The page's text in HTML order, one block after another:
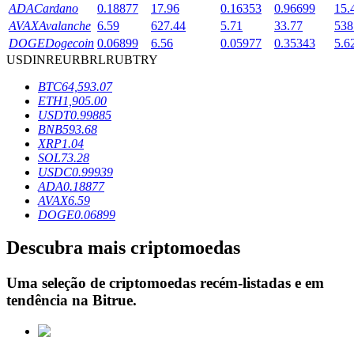
Bloqueios de BTR
Investimentos exclusivos para titulares de BTR
Empréstimos
Serviço de empréstimo apoiado por criptografia
ADACardano 0.18877 17.96 0.16353 0.96699
AVAXAvalanche 6.59 627.44 5.71 33.77
DOGEDogecoin 0.06899 6.56 0.05977 0.35343
USDINREURBRLRUBTRY
BTC64,593.07
ETH1,905.00
USDT0.99885
BNB593.68
XRP1.04
SOL73.28
USDC0.99939
ADA0.18877
AVAX6.59
DOGE0.06899
Descubra mais criptomoedas
Uma seleção de criptomoedas recém-listadas e em
tendência na Bitrue.